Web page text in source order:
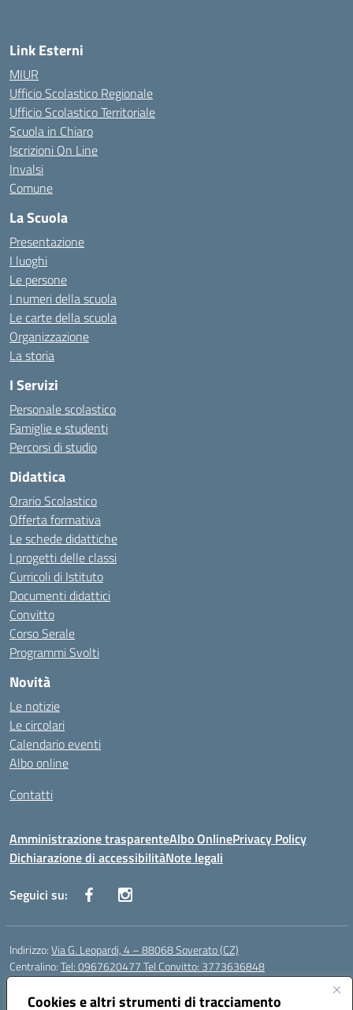
Cookies e altri strumenti di tracciamento
Link Esterni
MIUR
Ufficio Scolastico Regionale
Ufficio Scolastico Territoriale
Scuola in Chiaro
Iscrizioni On Line
Invalsi
Comune
La Scuola
Presentazione
I luoghi
Le persone
I numeri della scuola
Le carte della scuola
Organizzazione
La storia
I Servizi
Personale scolastico
Famiglie e studenti
Percorsi di studio
Didattica
Orario Scolastico
Offerta formativa
Le schede didattiche
I progetti delle classi
Curricoli di Istituto
Documenti didattici
Convitto
Corso Serale
Programmi Svolti
Novità
Le notizie
Le circolari
Calendario eventi
Albo online
Contatti
Amministrazione trasparenteAlbo OnlinePrivacy Policy
Dichiarazione di accessibilitàNote legali
Seguici su:
Indirizzo:Via G. Leopardi, 4 – 88068 Soverato (CZ)
Centralino:Tel: 0967620477 Tel Convitto: 3773636848
Email:
Posta elettronica certificata (PEC):czrh04000q@pec.istruzione.it